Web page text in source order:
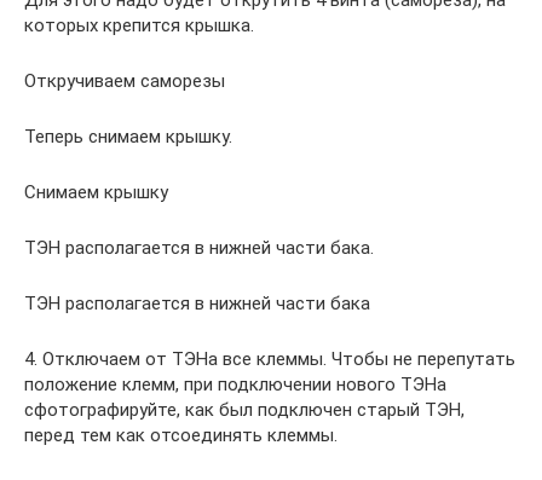
которых крепится крышка.
Откручиваем саморезы
Теперь снимаем крышку.
Снимаем крышку
ТЭН располагается в нижней части бака.
ТЭН располагается в нижней части бака
4. Отключаем от ТЭНа все клеммы. Чтобы не перепутать
положение клемм, при подключении нового ТЭНа
сфотографируйте, как был подключен старый ТЭН,
перед тем как отсоединять клеммы.